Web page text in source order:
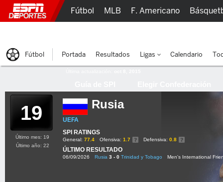
19 Rusia
UEFA
SPI RATINGS
General: 77.4 Ofensiva: 1.7 Defensiva: 0.8
ÚLTIMO RESULTADO
06/09/2026 Rusia 3 - 0 Trinidad y Tobago Men's International
Último mes: 19
Último año: 22
Fútbol MLB F. Americano
Fútbol Portada Resultados Ligas Calendario